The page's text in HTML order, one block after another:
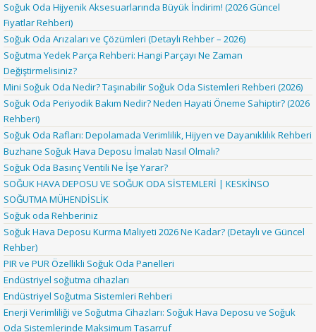
Soğuk Oda Hijyenik Aksesuarlarında Büyük İndirim! (2026 Güncel
Fiyatlar Rehberi)
Soğuk Oda Arızaları ve Çözümleri (Detaylı Rehber – 2026)
Soğutma Yedek Parça Rehberi: Hangi Parçayı Ne Zaman
Değiştirmelisiniz?
Mini Soğuk Oda Nedir? Taşınabilir Soğuk Oda Sistemleri Rehberi (2026)
Soğuk Oda Periyodik Bakım Nedir? Neden Hayati Öneme Sahiptir? (2026
Rehberi)
Soğuk Oda Rafları: Depolamada Verimlilik, Hijyen ve Dayanıklılık Rehberi
Buzhane Soğuk Hava Deposu İmalatı Nasıl Olmalı?
Soğuk Oda Basınç Ventili Ne İşe Yarar?
SOĞUK HAVA DEPOSU VE SOĞUK ODA SİSTEMLERİ | KESKİNSO
SOĞUTMA MÜHENDİSLİK
Soğuk oda Rehberiniz
Soğuk Hava Deposu Kurma Maliyeti 2026 Ne Kadar? (Detaylı ve Güncel
Rehber)
PIR ve PUR Özellikli Soğuk Oda Panelleri
Endüstriyel soğutma cihazları
Endüstriyel Soğutma Sistemleri Rehberi
Enerji Verimliliği ve Soğutma Cihazları: Soğuk Hava Deposu ve Soğuk
Oda Sistemlerinde Maksimum Tasarruf